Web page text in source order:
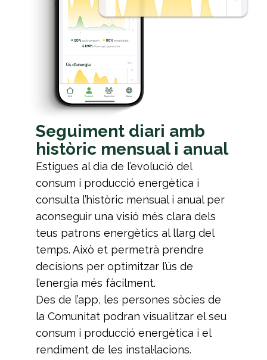
Seguiment diari amb
històric mensual i anual
Estigues al dia de l’evolució del
consum i producció energètica i
consulta l’històric mensual i anual per
aconseguir una visió més clara dels
teus patrons energètics al llarg del
temps. Això et permetrà prendre
decisions per optimitzar l’ús de
l’energia més fàcilment.
Des de l’app, les persones sòcies de
la Comunitat podran visualitzar el seu
consum i producció energètica i el
rendiment de les instal·lacions.